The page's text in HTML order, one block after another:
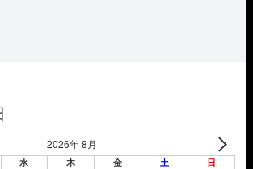
2026年 8月
水 木 金 土 日